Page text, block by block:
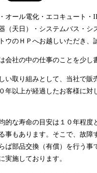
オール電化・エコキュート・
（天日）・システムバス・シ
ウのＨＰへお越しいただき、
会社の中の仕事のことを少し
い取り組みとして、当社で販
年以上が経過したお客様に
的な寿命の目安は１０年程
事もあります。そこで、故
ば部品交換（有償）を行う
実施しております。